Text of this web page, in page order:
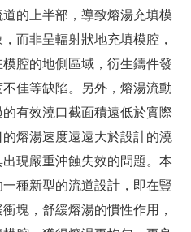
的上半部，導致熔湯充填模
而非呈輻射狀地充填模腔，
腔的地側區域，衍生鑄件發
佳等缺陷。另外，熔湯流動
有效澆口截面積遠低於實際
熔湯速度遠遠大於設計的澆
現嚴重沖蝕失效的問題。本
種新型的流道設計，即在豎
塊，舒緩熔湯的慣性作用，